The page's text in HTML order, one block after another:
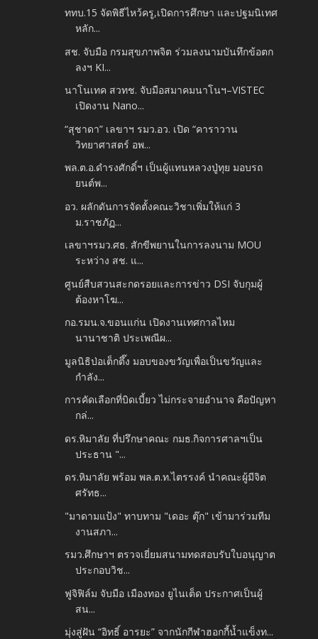
ททบ.15 จัดพิธีไหว้ครู,เปิดการศึกษา และปฐมนิเทศ
หลัก...
สช. จับมือ กรมสุขภาพจิต ร่วมลงนามบันทึกข้อตก
ลงฯ KI...
นาโนเทค สวทช. จับมือสมาคมนาโนฯ–VISTEC
เปิดงาน Nano...
“สุชาดา” เลขาฯ รมว.อว. เปิด “คาราวาน
วิทยาศาสตร์ อพ...
พล.ต.อ.ดำรงศักดิ์ฯ เป็นผู้แทนหลวงปู่ทุย มอบรถ
ยนต์พ...
อว. ผลักดันการจัดตั้งคณะวิชาเพิ่มให้แก่ 3
ม.ราชภัฏ...
เลขาฯรมว.ศธ. สักขีพยานในการลงนาม MOU
ระหว่าง สช. แ...
ศูนย์สืบสวนสะกดรอยและการข่าว DSI จับกุมผู้
ต้องหาโฆ...
กอ.รมน.จ.ขอนแก่น เปิดงานเทศกาลไหม
นานาชาติ ประเพณีผ...
มูลนิธิป่อเต็กตึ๊ง มอบของขวัญเพื่อเป็นขวัญและ
กำลัง...
การคัดเลือกที่บิดเบี้ยว ไม่กระจายอำนาจ คือปัญหา
กล่...
ดร.หิมาลัย ที่ปรึกษาคณะ กมธ.กิจการศาลฯเป็น
ประธาน "...
ดร.หิมาลัย พร้อม พล.ต.ท.ไตรรงค์ นำคณะผู้มีจิต
ศรัทธ...
"มาดามแป้ง" ทาบทาม "เดอะ ตุ๊ก" เข้ามาร่วมทีม
งานสภา...
รมว.ศึกษาฯ ตรวจเยี่ยมสนามทดสอบรับใบอนุญาต
ประกอบวิช...
ฟูจิฟิล์ม จับมือ เมืองทอง ยูไนเต็ด ประกาศเป็นผู้
สน...
มุ่งสู่ฝัน “อิทธิ์ อารยะ” จากนักกีฬาฮอกกี้น้ำแข็งท...